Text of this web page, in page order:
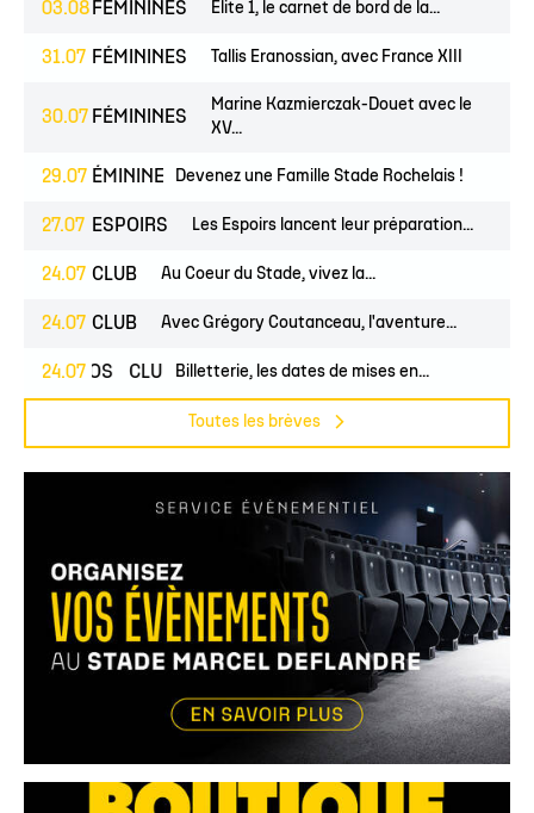
03.08 FÉMININES Élite 1, le carnet de bord de la...
31.07 FÉMININES Tallis Eranossian, avec France XIII
30.07 FÉMININES
Marine Kazmierczak-Douet avec le
XV...
29.07
FÉMININES CLUB
Devenez une Famille Stade Rochelais !
27.07 ESPOIRS Les Espoirs lancent leur préparation...
24.07 CLUB Au Coeur du Stade, vivez la...
24.07 CLUB Avec Grégory Coutanceau, l'aventure...
24.07
PROS CLUB Billetterie, les dates de mises en...
Toutes les brèves